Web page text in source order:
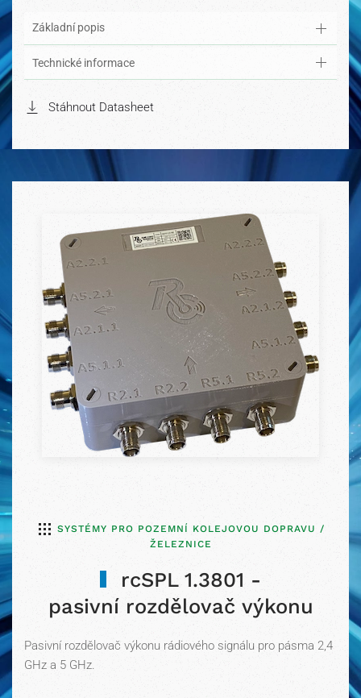
Základní popis
Technické informace
Stáhnout Datasheet
SYSTÉMY PRO POZEMNÍ KOLEJOVOU DOPRAVU /
ŽELEZNICE
rcSPL 1.3801 -
pasivní rozdělovač výkonu
Pasivní rozdělovač výkonu rádiového signálu pro pásma 2,4
GHz a 5 GHz.